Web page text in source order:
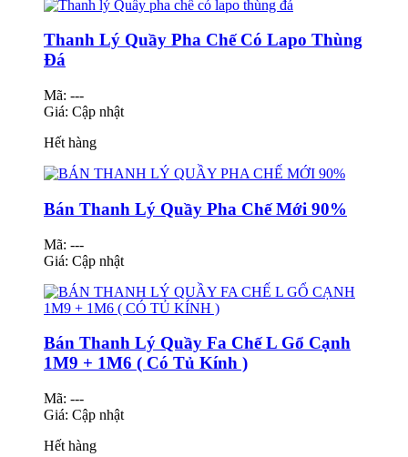
Thanh Lý Quầy Pha Chế Có Lapo Thùng
Đá
Mã: ---
Giá: Cập nhật
Hết hàng
Bán Thanh Lý Quầy Pha Chế Mới 90%
Mã: ---
Giá: Cập nhật
Bán Thanh Lý Quầy Fa Chế L Gổ Cạnh
1M9 + 1M6 ( Có Tủ Kính )
Mã: ---
Giá: Cập nhật
Hết hàng